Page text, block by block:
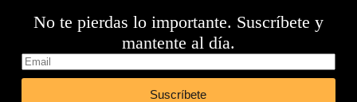
No te pierdas lo importante. Suscríbete y
mantente al día.
Suscríbete